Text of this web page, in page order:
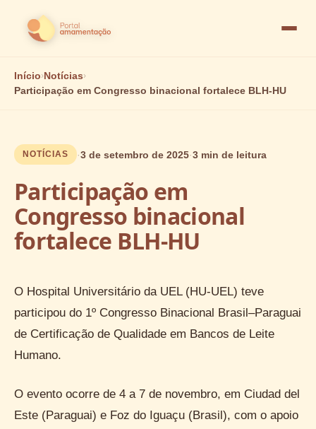
Início›Notícias›
Participação em Congresso binacional fortalece BLH-HU
NOTÍCIAS ·3 de setembro de 2025·3 min de leitura
Participação em
Congresso binacional
fortalece BLH-HU
O Hospital Universitário da UEL (HU-UEL) teve
participou do 1º Congresso Binacional Brasil–Paraguai
de Certificação de Qualidade em Bancos de Leite
Humano.
O evento ocorre de 4 a 7 de novembro, em Ciudad del
Este (Paraguai) e Foz do Iguaçu (Brasil), com o apoio